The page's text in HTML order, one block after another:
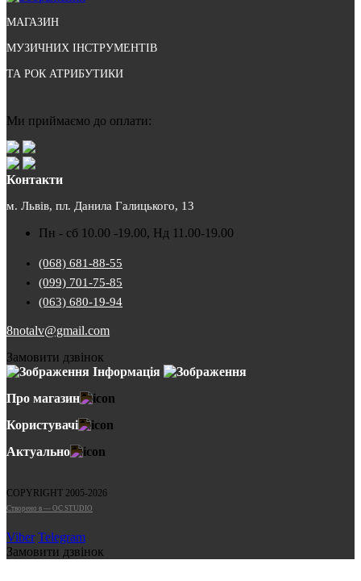
МАГАЗИН
МУЗИЧНИХ ІНСТРУМЕНТІВ
ТА РОК АТРИБУТИКИ
Ми приймаємо до оплати:
Контакти
м. Львів, пл. Данила Галицького, 13
Пн - сб 10.00 -19.00, Нд 11.00-19.00
(068) 681-88-55
(099) 701-75-85
(063) 680-19-94
8notalv@gmail.com
Замовити дзвінок
Інформація
Про магазин
Користувачі
Актуально
COPYRIGHT 2005-2026
Cтворено в — OC STUDIO
Viber Telegram
Замовити дзвінок